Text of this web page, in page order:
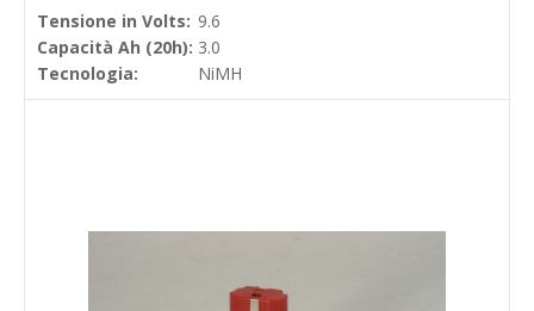
Tensione in Volts: 9.6
Capacità Ah (20h): 3.0
Tecnologia:
NiMH